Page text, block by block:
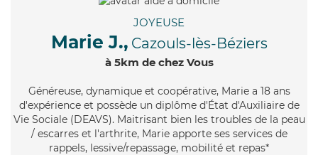
JOYEUSE
Marie J., Cazouls-lès-Béziers
à 5km de chez Vous
Généreuse, dynamique et coopérative, Marie a 18 ans
d'expérience et possède un diplôme d'État d'Auxiliaire de
Vie Sociale (DEAVS). Maitrisant bien les troubles de la peau
/ escarres et l'arthrite, Marie apporte ses services de
rappels, lessive/repassage, mobilité et repas*